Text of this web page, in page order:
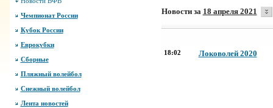
Чемпионат России
Кубок России
Еврокубки
Сборные
Пляжный волейбол
Снежный волейбол
Лента новостей
Новости за 18 апреля 2021
18:02 Локоволей 2020